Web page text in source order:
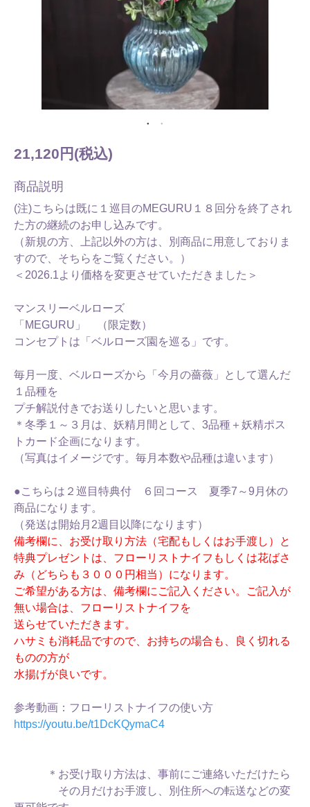
21,120円(税込)
商品説明
(注)こちらは既に１巡目のMEGURU１８回分を終了され
た方の継続のお申し込みです。
（新規の方、上記以外の方は、別商品に用意しておりま
すので、そちらをご覧ください。）
＜2026.1より価格を変更させていただきました＞
マンスリーベルローズ
「MEGURU」 （限定数）
コンセプトは「ベルローズ園を巡る」です。
毎月一度、ベルローズから「今月の薔薇」として選んだ
１品種を
プチ解説付きでお送りしたいと思います。
＊冬季１～３月は、妖精月間として、3品種＋妖精ポス
トカード企画になります。
（写真はイメージです。毎月本数や品種は違います）
●こちらは２巡目特典付 ６回コース 夏季7～9月休の
商品になります。
（発送は開始月2週目以降になります）
備考欄に、お受け取り方法（宅配もしくはお手渡し）と
特典プレゼントは、フローリストナイフもしくは花ばさ
み（どちらも３０００円相当）になります。
ご希望がある方は、備考欄にご記入ください。ご記入が
無い場合は、フローリストナイフを
送らせていただきます。
ハサミも消耗品ですので、お持ちの場合も、良く切れる
ものの方が
水揚げが良いです。
参考動画：フローリストナイフの使い方
https://youtu.be/t1DcKQymaC4
＊お受け取り方法は、事前にご連絡いただけたら
その月だけお手渡し、別住所への転送などの変